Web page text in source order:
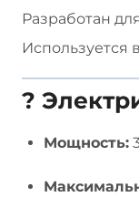
Разработан
Используется
?
Мощность: